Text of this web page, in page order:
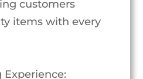
customers
items with every
Experience: